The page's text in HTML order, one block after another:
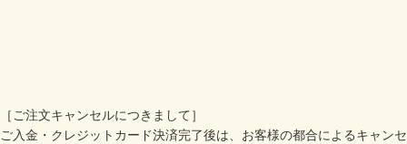
［ご注文キャンセルにつきまして］
ご入金・クレジットカード決済完了後は、お客様の都合によるキャンセ